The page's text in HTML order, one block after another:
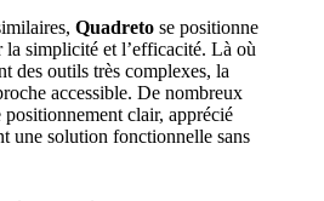
Quadreto se positionne
la simplicité et l’efficacité. Là où
des outils très complexes, la
accessible. De nombreux
positionnement clair, apprécié
une solution fonctionnelle sans